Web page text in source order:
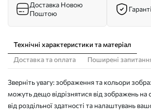
Доставка Новою
Поштою
Технічні характеристики та матеріал
Доставка та оплата
Поширені
Зверніть увагу: зображення та кольори
можуть дещо відрізнятися від зображень на
від роздільної здатності та налаштувань